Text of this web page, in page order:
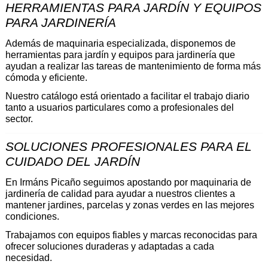
HERRAMIENTAS PARA JARDÍN Y EQUIPOS
PARA JARDINERÍA
Además de maquinaria especializada, disponemos de
herramientas para jardín y equipos para jardinería que
ayudan a realizar las tareas de mantenimiento de forma más
cómoda y eficiente.
Nuestro catálogo está orientado a facilitar el trabajo diario
tanto a usuarios particulares como a profesionales del
sector.
SOLUCIONES PROFESIONALES PARA EL
CUIDADO DEL JARDÍN
En Irmáns Picaño seguimos apostando por maquinaria de
jardinería de calidad para ayudar a nuestros clientes a
mantener jardines, parcelas y zonas verdes en las mejores
condiciones.
Trabajamos con equipos fiables y marcas reconocidas para
ofrecer soluciones duraderas y adaptadas a cada
necesidad.